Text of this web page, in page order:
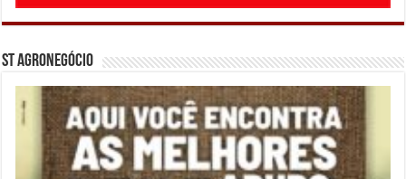
ST Agronegócio